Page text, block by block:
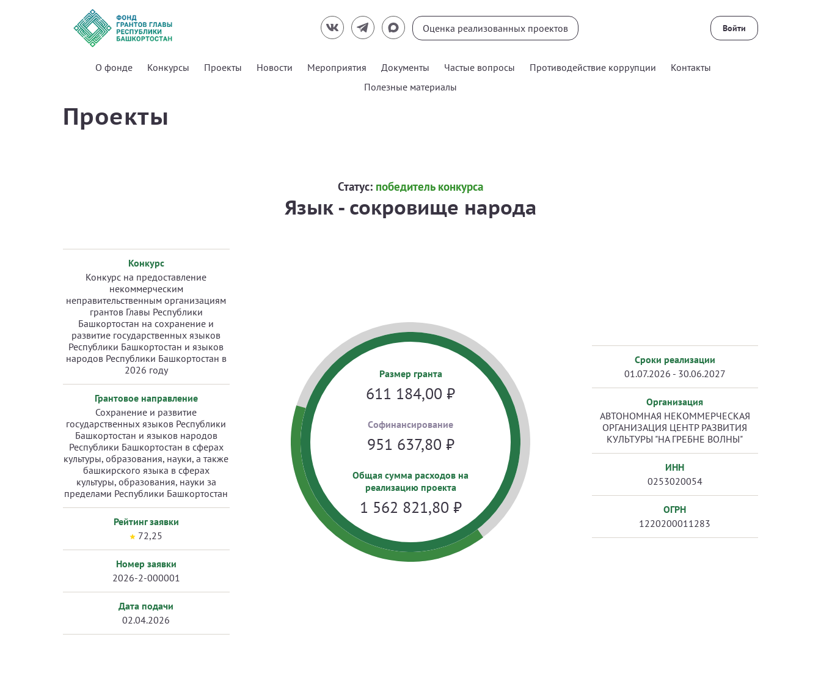
Войти
О фонде Конкурсы Проекты Новости Мероприятия Документы Частые вопросы Противодействие коррупции
Контакты
Полезные материалы
Проекты
Статус: победитель конкурса
Язык - сокровище народа
Конкурс
Конкурс на предоставление
некоммерческим
неправительственным организациям
грантов Главы Республики
Башкортостан на сохранение и
развитие государственных языков
Республики Башкортостан и языков
народов Республики Башкортостан в
2026 году
Грантовое направление
Сохранение и развитие
государственных языков Республики
Башкортостан и языков народов
Республики Башкортостан в сферах
культуры, образования, науки, а также
башкирского языка в сферах
культуры, образования, науки за
пределами Республики Башкортостан
Рейтинг заявки
72,25
Номер заявки
2026-2-000001
Дата подачи
02.04.2026
Размер гранта
611 184,00 ₽
Cофинансирование
951 637,80 ₽
Общая сумма расходов на
реализацию проекта
1 562 821,80 ₽
Сроки реализации
01.07.2026 - 30.06.2027
Организация
АВТОНОМНАЯ НЕКОММЕРЧЕСКАЯ
ОРГАНИЗАЦИЯ ЦЕНТР РАЗВИТИЯ
КУЛЬТУРЫ "НА ГРЕБНЕ ВОЛНЫ"
ИНН
0253020054
ОГРН
1220200011283